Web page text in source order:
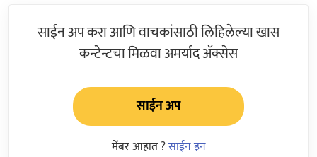
साईन अप करा आणि वाचकांसाठी लिहिलेल्या खास
कन्टेन्टचा मिळवा अमर्याद ॲक्सेस
साईन अप
मेंबर आहात ?साईन इन